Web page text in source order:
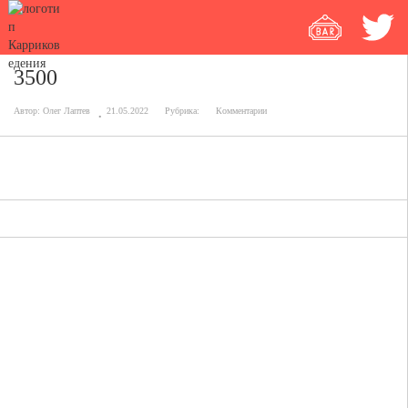
3500
Автор: Олег Лаптев 21.05.2022 Рубрика: Комментарии